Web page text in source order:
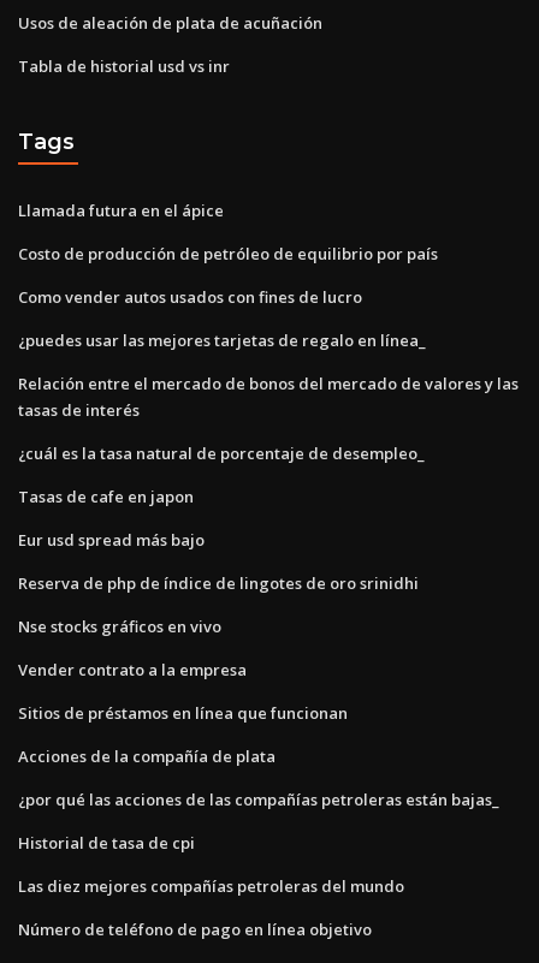
Usos de aleación de plata de acuñación
Tabla de historial usd vs inr
Tags
Llamada futura en el ápice
Costo de producción de petróleo de equilibrio por país
Como vender autos usados ​​con fines de lucro
¿puedes usar las mejores tarjetas de regalo en línea_
Relación entre el mercado de bonos del mercado de valores y las
tasas de interés
¿cuál es la tasa natural de porcentaje de desempleo_
Tasas de cafe en japon
Eur usd spread más bajo
Reserva de php de índice de lingotes de oro srinidhi
Nse stocks gráficos en vivo
Vender contrato a la empresa
Sitios de préstamos en línea que funcionan
Acciones de la compañía de plata
¿por qué las acciones de las compañías petroleras están bajas_
Historial de tasa de cpi
Las diez mejores compañías petroleras del mundo
Número de teléfono de pago en línea objetivo